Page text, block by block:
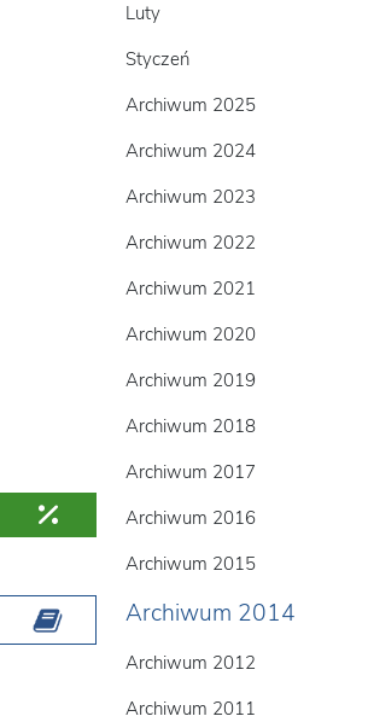
Luty
Styczeń
Archiwum 2025
Archiwum 2024
Archiwum 2023
Archiwum 2022
Archiwum 2021
Archiwum 2020
Archiwum 2019
Archiwum 2018
Archiwum 2017
Archiwum 2016
Archiwum 2015
Archiwum 2014
Archiwum 2012
Archiwum 2011